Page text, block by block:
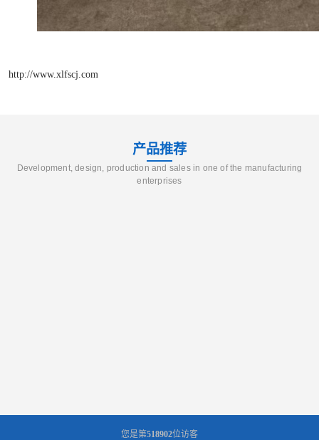
http://www.xlfscj.com
产品推荐
Development, design, production and sales in one of the manufacturing
enterprises
您是第518902位访客